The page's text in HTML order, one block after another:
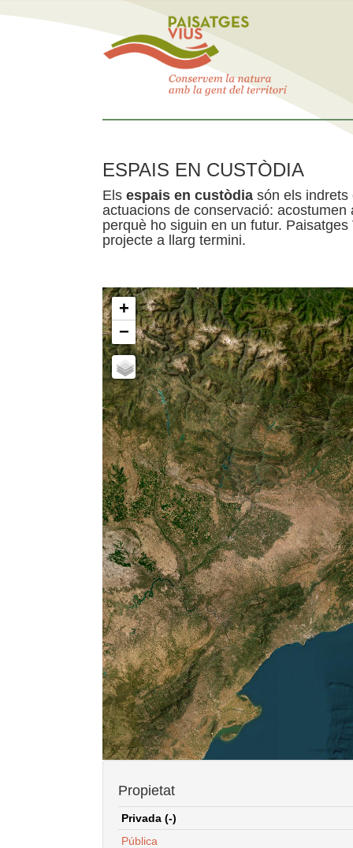
ESPAIS EN CUSTÒDIA
Els espais en custòdia són els indrets
actuacions de conservació:
perquè ho siguin en un futur.
projecte a llarg termini.
+
−
Propietat
Privada (-)
Pública